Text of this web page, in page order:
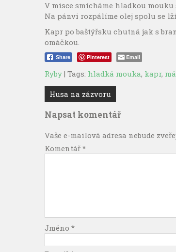
V misce smícháme hladkou
Na pánvi rozpálíme olej spolu se
Kapr po baštýřsku chutná jak s
omáčkou.
Share Pinterest Email
Ryby | Tags: hladká mouka, kapr,
Navigace
pro
příspěvek
Husa na zázvoru
Napsat komentář
Vaše e-mailová adresa nebude
Komentář *
Jméno *